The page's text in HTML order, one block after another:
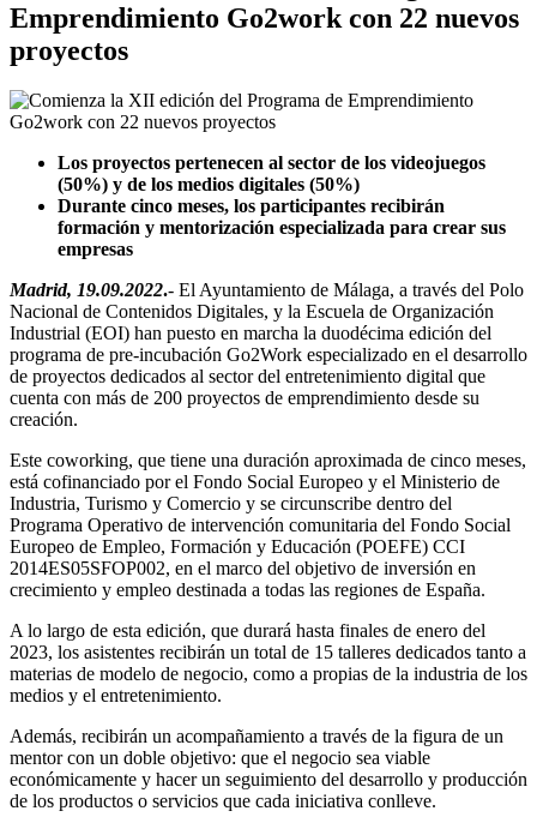
Emprendimiento Go2work con 22 nuevos
proyectos
Los proyectos pertenecen al sector de los videojuegos
(50%) y de los medios digitales (50%)
Durante cinco meses, los participantes recibirán
formación y mentorización especializada para crear sus
empresas
Madrid, 19.09.2022.- El Ayuntamiento de Málaga, a través del Polo
Nacional de Contenidos Digitales, y la Escuela de Organización
Industrial (EOI) han puesto en marcha la duodécima edición del
programa de pre-incubación Go2Work especializado en el desarrollo
de proyectos dedicados al sector del entretenimiento digital que
cuenta con más de 200 proyectos de emprendimiento desde su
creación.
Este coworking, que tiene una duración aproximada de cinco meses,
está cofinanciado por el Fondo Social Europeo y el Ministerio de
Industria, Turismo y Comercio y se circunscribe dentro del
Programa Operativo de intervención comunitaria del Fondo Social
Europeo de Empleo, Formación y Educación (POEFE) CCI
2014ES05SFOP002, en el marco del objetivo de inversión en
crecimiento y empleo destinada a todas las regiones de España.
A lo largo de esta edición, que durará hasta finales de enero del
2023, los asistentes recibirán un total de 15 talleres dedicados tanto a
materias de modelo de negocio, como a propias de la industria de los
medios y el entretenimiento.
Además, recibirán un acompañamiento a través de la figura de un
mentor con un doble objetivo: que el negocio sea viable
económicamente y hacer un seguimiento del desarrollo y producción
de los productos o servicios que cada iniciativa conlleve.